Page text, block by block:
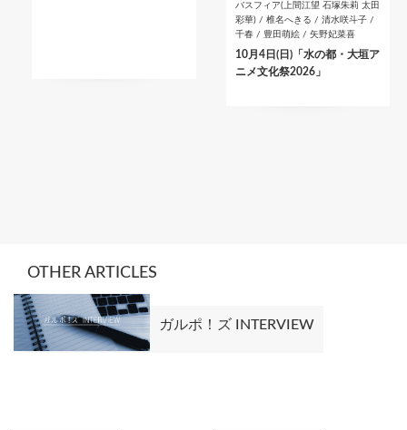
バスフィア(上間江望 石塚朱莉 太田
彩華) / 椎名へきる / 清水咲斗子 /
千春 / 豊田萌絵 / 矢野妃菜喜
10月4日(日)「水の都・大垣ア
ニメ文化祭2026」
OTHER ARTICLES
ガルポ！ズ INTERVIEW